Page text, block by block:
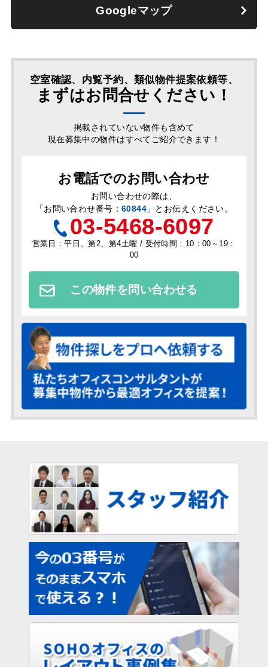
Googleマップ
空室確認、内覧予約、類似物件提案依頼等、
まずはお問合せください！
掲載されていない物件も含めて
現在募集中の物件はすべてご紹介できます！
お電話でのお問い合わせ
お問い合わせの際は、
「お問い合わせ番号： 60844 」とお伝えください。
03-5468-6097
営業日：平日、第2、第4土曜 / 受付時間：10：00～19：
00
この物件を問い合わせる